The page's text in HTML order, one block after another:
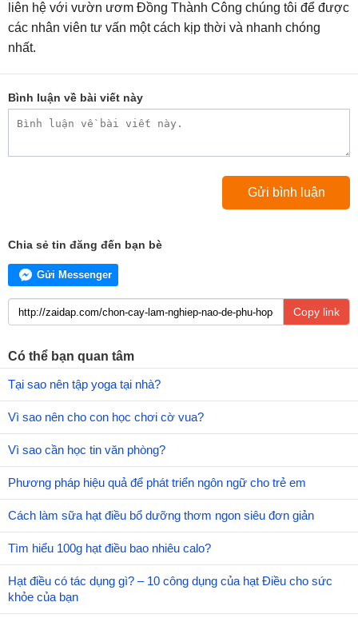
liên hệ với vườn ươm Đồng Thành Công chúng tôi để được
các nhân viên tư vấn một cách kịp thời và nhanh chóng
nhất.
Bình luận về bài viết này
Chia sẻ tin đăng đến bạn bè
Gửi Messenger
Copy link
Có thể bạn quan tâm
Tại sao nên tập yoga tại nhà?
Vì sao nên cho con học chơi cờ vua?
Vì sao cần học tin văn phòng?
Phương pháp hiệu quả để phát triển ngôn ngữ cho trẻ em
Cách làm sữa hạt điều bổ dưỡng thơm ngon siêu đơn giản
Tìm hiểu 100g hạt điều bao nhiêu calo?
Hạt điều có tác dụng gì? – 10 công dụng của hạt Điều cho sức
khỏe của bạn